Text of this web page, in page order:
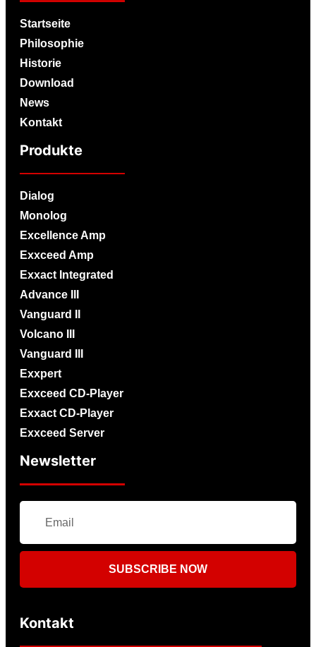
Startseite
Philosophie
Historie
Download
News
Kontakt
Produkte
Dialog
Monolog
Excellence Amp
Exxceed Amp
Exxact Integrated
Advance III
Vanguard II
Volcano III
Vanguard III
Exxpert
Exxceed CD-Player
Exxact CD-Player
Exxceed Server
Newsletter
SUBSCRIBE NOW
Kontakt